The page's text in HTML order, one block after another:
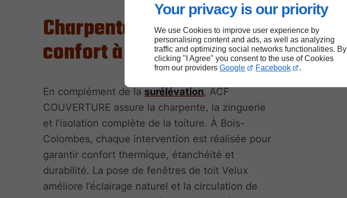
Your privacy is our priority
We use Cookies to improve user experience by
personalising content and ads, as well as analyzing
traffic and optimizing social networks functionalities. By
clicking "I Agree" you consent to the use of Cookies
from our providers Google Facebook .
Charpente, isolation et
confort à Bois-Colombes
En complément de la surélévation, ACF
COUVERTURE assure la charpente, la zinguerie
et l’isolation complète de la toiture. À Bois-
Colombes, chaque intervention est réalisée pour
garantir confort thermique, étanchéité et
durabilité. La pose de fenêtres de toit Velux
améliore l’éclairage naturel et la circulation de